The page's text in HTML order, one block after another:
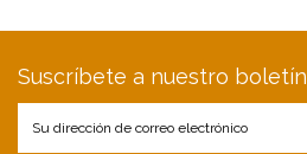
Suscríbete a nuestro boletín